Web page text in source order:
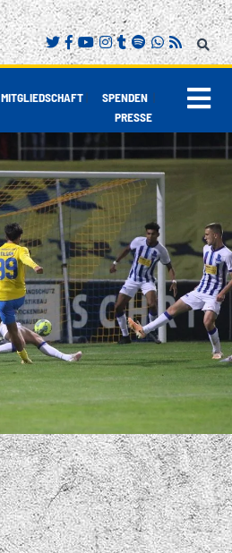
MITGLIEDSCHAFT| SPENDEN |
PRESSE